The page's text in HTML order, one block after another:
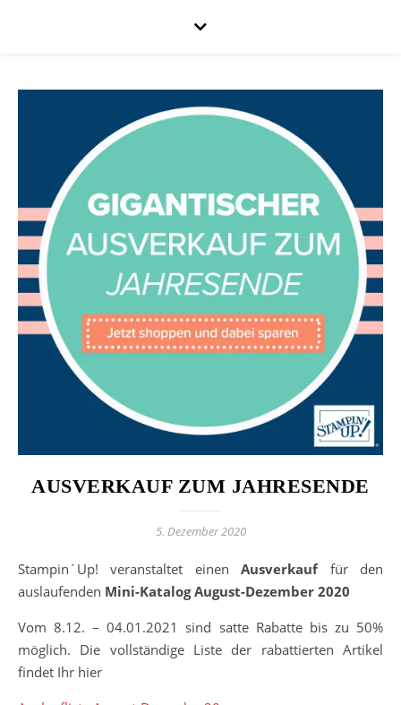
AUSVERKAUF ZUM JAHRESENDE
5. Dezember 2020
Stampin´Up! veranstaltet einenAusverkauffür den
auslaufenden Mini-Katalog August-Dezember 2020
Vom 8.12. – 04.01.2021 sind satte Rabatte bis zu 50%
möglich. Die vollständige Liste der rabattierten Artikel
findet Ihr hier